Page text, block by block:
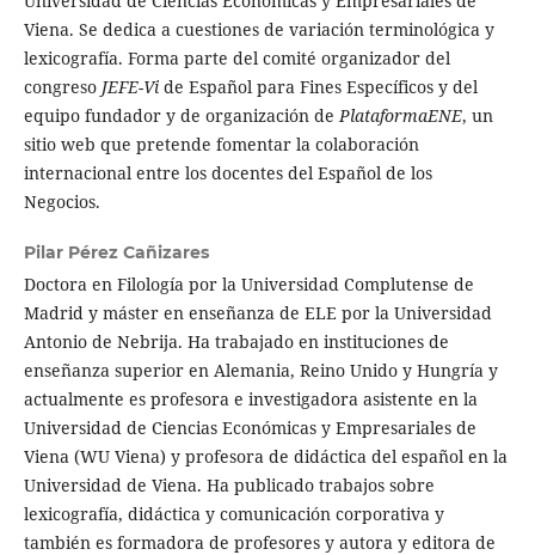
Viena. Se dedica a cuestiones de variación terminológica y
lexicografía. Forma parte del comité organizador del
congreso JEFE-Vide Español para Fines Específicos y del
equipo fundador y de organización dePlataformaENE, un
sitio web que pretende fomentar la colaboración
internacional entre los docentes del Español de los
Negocios.
Pilar Pérez Cañizares
Doctora en Filología por la Universidad Complutense de
Madrid y máster en enseñanza de ELE por la Universidad
Antonio de Nebrija. Ha trabajado en instituciones de
enseñanza superior en Alemania, Reino Unido y Hungría y
actualmente es profesora e investigadora asistente en la
Universidad de Ciencias Económicas y Empresariales de
Viena (WU Viena) y profesora de didáctica del español en la
Universidad de Viena. Ha publicado trabajos sobre
lexicografía, didáctica y comunicación corporativa y
también es formadora de profesores y autora y editora de